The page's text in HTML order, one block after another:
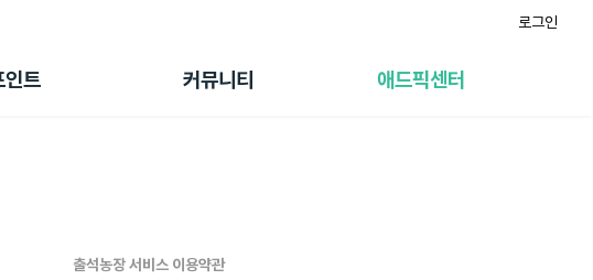
로그인
인트 커뮤니티 애드픽센터
룰렛
랭킹
멤버십 센터
출석농장 서비스 이용약관